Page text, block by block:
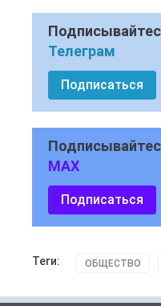
Телеграм
Подписаться
MAX
Подписаться
Теги: ОБЩЕСТВО